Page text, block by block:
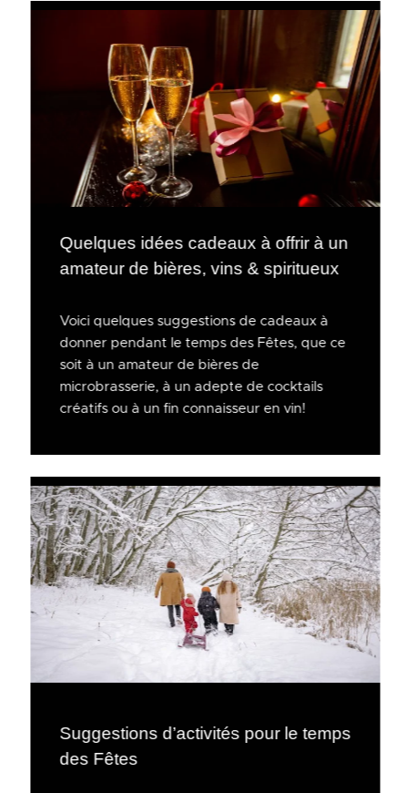
Quelques idées cadeaux à offrir à un
amateur de bières, vins & spiritueux
Voici quelques suggestions de cadeaux à
donner pendant le temps des Fêtes, que ce
soit à un amateur de bières de
microbrasserie, à un adepte de cocktails
créatifs ou à un fin connaisseur en vin!
Suggestions d’activités pour le temps
des Fêtes